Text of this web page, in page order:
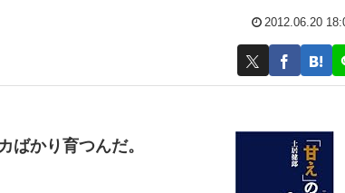
2012.06.20
ばかり育つんだ。